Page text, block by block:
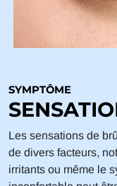
SYMPTÔME
Les sensations de
de divers facteurs,
irritants ou même le